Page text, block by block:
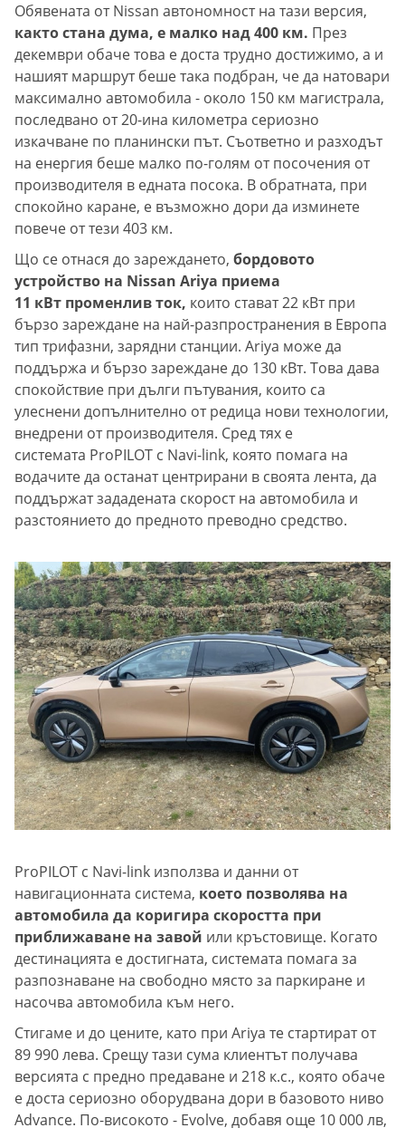
Обявената от Nissan автономност на тази версия,
както стана дума, е малко над 400 км. През
декември обаче това е доста трудно достижимо, а и
нашият маршрут беше така подбран, че да натовари
максимално автомобила - около 150 км магистрала,
последвано от 20-ина километра сериозно
изкачване по планински път. Съответно и разходът
на енергия беше малко по-голям от посочения от
производителя в едната посока. В обратната, при
спокойно каране, е възможно дори да изминете
повече от тези 403 км.
Що се отнася до зареждането, бордовото
устройство на Nissan Ariya приема
11 кВт променлив ток, които стават 22 кВт при
бързо зареждане на най-разпространения в Европа
тип трифазни, зарядни станции. Ariya може да
поддържа и бързо зареждане до 130 кВт. Това дава
спокойствие при дълги пътувания, които са
улеснени допълнително от редица нови технологии,
внедрени от производителя. Сред тях е
системата ProPILOT с Navi-link, която помага на
водачите да останат центрирани в своята лента, да
поддържат зададената скорост на автомобила и
разстоянието до предното преводно средство.
ProPILOT с Navi-link използва и данни от
навигационната система, което позволява на
автомобила да коригира скоростта при
приближаване на завой или кръстовище. Когато
дестинацията е достигната, системата помага за
разпознаване на свободно място за паркиране и
насочва автомобила към него.
Стигаме и до цените, като при Ariya те стартират от
89 990 лева. Срещу тази сума клиентът получава
версията с предно предаване и 218 к.с., която обаче
е доста сериозно оборудвана дори в базовото ниво
Advance. По-високото - Evolve, добавя още 10 000 лв,